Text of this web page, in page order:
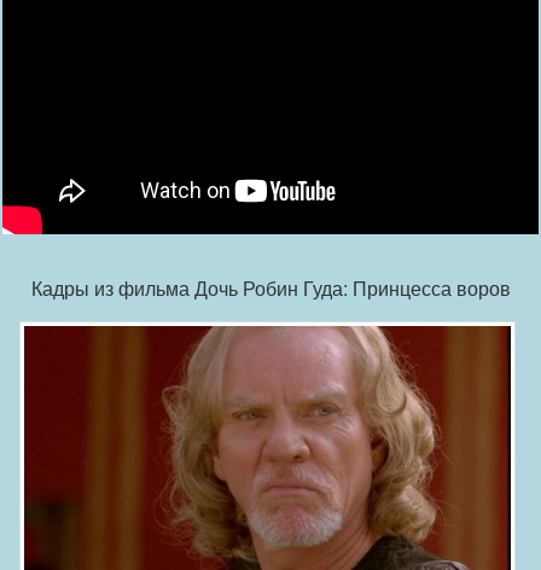
Кадры из фильма Дочь Робин Гуда: Принцесса воров